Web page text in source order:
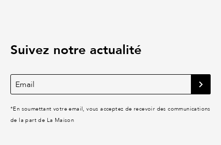
Suivez notre actualité
*En soumettant votre email, vous acceptez de recevoir des communications
de la part de La Maison